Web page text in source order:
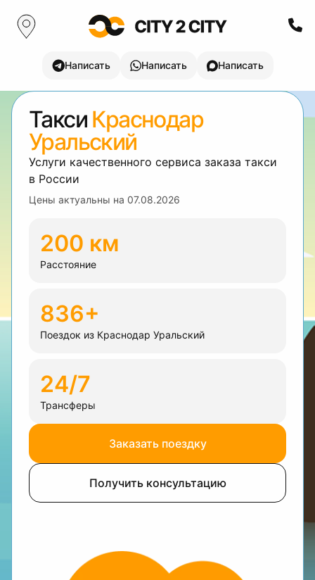
Написать Написать Написать
Такси Краснодар
Уральский
Услуги качественного сервиса заказа такси
в России
Цены актуальны на 07.08.2026
200 км
Расстояние
836+
Поездок из Краснодар Уральский
24/7
Трансферы
Заказать поездку
Получить консультацию